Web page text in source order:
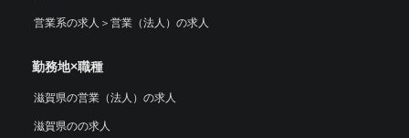
営業系の求人 ＞ 営業（法人）の求人
勤務地×職種
滋賀県の営業（法人）の求人
滋賀県のの求人